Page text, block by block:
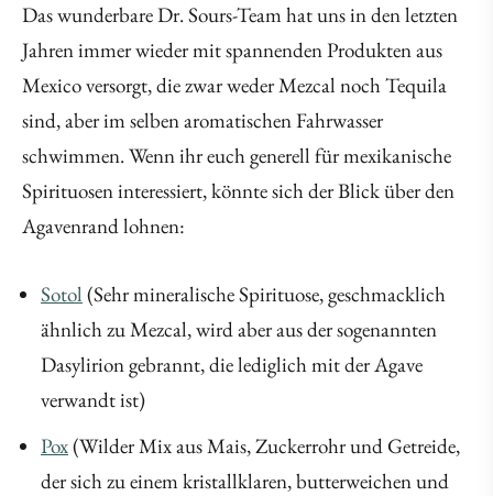
Das wunderbare Dr. Sours-Team hat uns in den letzten
Jahren immer wieder mit spannenden Produkten aus
Mexico versorgt, die zwar weder Mezcal noch Tequila
sind, aber im selben aromatischen Fahrwasser
schwimmen. Wenn ihr euch generell für mexikanische
Spirituosen interessiert, könnte sich der Blick über den
Agavenrand lohnen:
Sotol (Sehr mineralische Spirituose, geschmacklich
ähnlich zu Mezcal, wird aber aus der sogenannten
Dasylirion gebrannt, die lediglich mit der Agave
verwandt ist)
Pox(Wilder Mix aus Mais, Zuckerrohr und Getreide,
der sich zu einem kristallklaren, butterweichen und